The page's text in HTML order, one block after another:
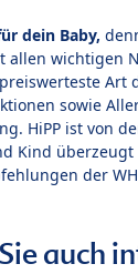
dein Baby,
allen wichtigen
Art
sowie
HiPP ist von
Kind
der
auch